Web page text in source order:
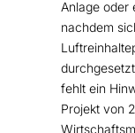
Anlage oder
nachdem
fehlt ein
Projekt von